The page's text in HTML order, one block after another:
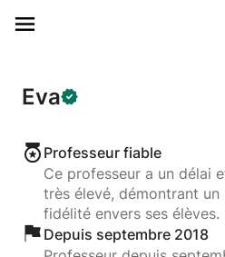
Eva
Professeur fiable
Ce professeur a un délai
très élevé, démontrant
fidélité envers ses élèves.
Depuis septembre 2018